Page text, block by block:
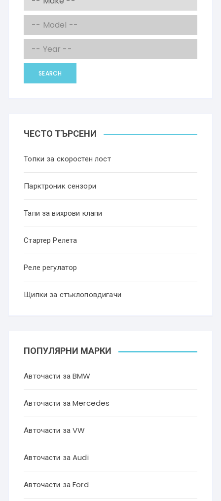
SEARCH
ЧЕСТО ТЪРСЕНИ
Топки за скоростен лост
Парктроник сензори
Тапи за вихрови клапи
Стартер Релета
Реле регулатор
Щипки за стъклоповдигачи
ПОПУЛЯРНИ МАРКИ
Авточасти за BMW
Авточасти за Mercedes
Авточасти за VW
Авточасти за Audi
Авточасти за Ford